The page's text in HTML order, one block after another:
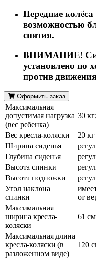
Передние
возможностью
снятия.
ВНИМАНИЕ!
установлено по
против
Оформить заказ
Максимальная
допустимая нагрузка
(вес ребенка)
30 кг;
Вес кресла-коляски
20 кг
Ширина сиденья
Глубина сиденья
Высота спинки
Высота подножки
Угол наклона
спинки
от
Максимальная
ширина кресла-
коляски
61 см
Максимальная длина
кресла-коляски (в
разложенном виде)
120